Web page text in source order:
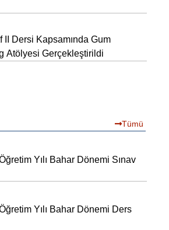
II Dersi Kapsamında Gum
Atölyesi Gerçekleştirildi
Tümü
Yılı Bahar Dönemi Sınav
Dönemi Ders